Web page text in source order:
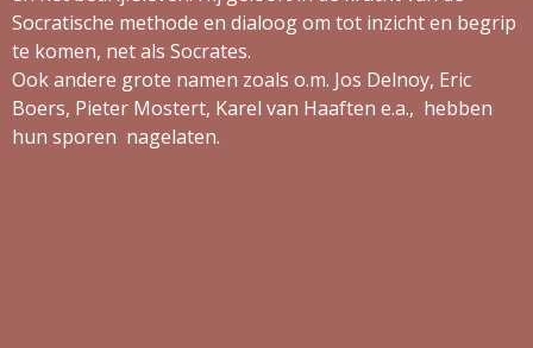
Socratische methode en dialoog om tot inzicht en begrip
te komen, net als Socrates.
Ook andere grote namen zoals o.m. Jos Delnoy, Eric
Boers, Pieter Mostert, Karel van Haaften e.a., hebben
hun sporen nagelaten.